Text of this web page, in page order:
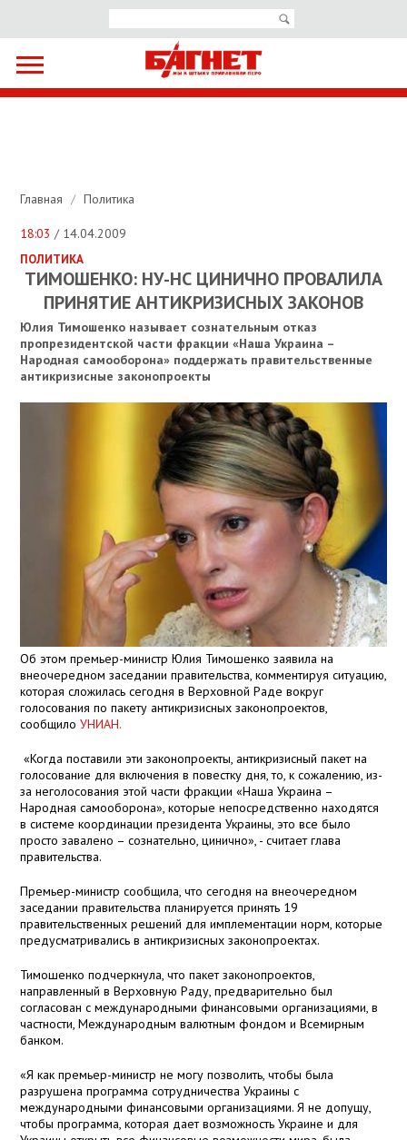
Главная / Политика
18:03 / 14.04.2009
ПОЛИТИКА
ТИМОШЕНКО: НУ-НС ЦИНИЧНО ПРОВАЛИЛА
ПРИНЯТИЕ АНТИКРИЗИСНЫХ ЗАКОНОВ
Юлия Тимошенко называет сознательным отказ
пропрезидентской части фракции «Наша Украина –
Народная самооборона» поддержать правительственные
антикризисные законопроекты
Об этом премьер-министр Юлия Тимошенко заявила на
внеочередном заседании правительства, комментируя ситуацию,
которая сложилась сегодня в Верховной Раде вокруг
голосования по пакету антикризисных законопроектов,
сообщилоУНИАН.
«Когда поставили эти законопроекты, антикризисный пакет на
голосование для включения в повестку дня, то, к сожалению, из-
за неголосования этой части фракции «Наша Украина –
Народная самооборона», которые непосредственно находятся
в системе координации президента Украины, это все было
просто завалено – сознательно, цинично», - считает глава
правительства.
Премьер-министр сообщила, что сегодня на внеочередном
заседании правительства планируется принять 19
правительственных решений для имплементации норм, которые
предусматривались в антикризисных законопроектах.
Тимошенко подчеркнула, что пакет законопроектов,
направленный в Верховную Раду, предварительно был
согласован с международными финансовыми организациями, в
частности, Международным валютным фондом и Всемирным
банком.
«Я как премьер-министр не могу позволить, чтобы была
разрушена программа сотрудничества Украины с
международными финансовыми организациями. Я не допущу,
чтобы программа, которая дает возможность Украине и для